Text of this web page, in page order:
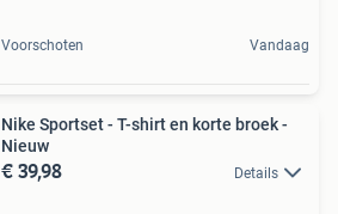
Voorschoten Vandaag
Nike Sportset - T-shirt en korte broek -
Nieuw
€ 39,98 Details